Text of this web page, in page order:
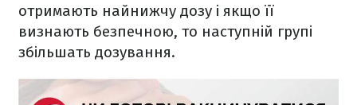
отримають найнижчу дозу і якщо її
визнають безпечною, то наступній групі
збільшать дозування.